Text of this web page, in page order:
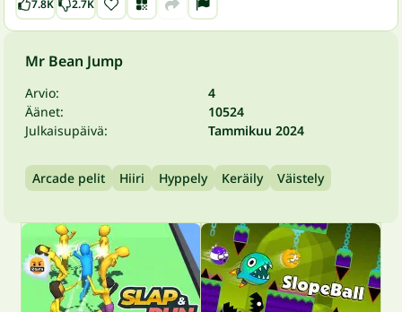
7.8K 2.7K
Mr Bean Jump
Arvio:
4
Äänet:
10524
Julkaisupäivä:
Tammikuu 2024
Arcade pelit Hiiri Hyppely Keräily Väistely